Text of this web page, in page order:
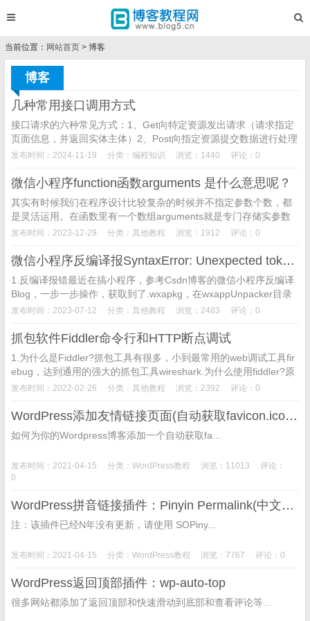
当前位置： 网站首页 > 博客
博客
几种常用接口调用方式
接口请求的六种常见方式：1、Get向特定资源发出请求（请求指定
页面信息，并返回实体主体）2、Post向指定资源提交数据进行处理
请求（提交表单、上传文件），又可能导致新的资源的建...
发布时间：2024-11-19 分类： 编程知识 浏览：1440 评论：0
微信小程序function函数arguments 是什么意思呢？
其实有时候我们在程序设计比较复杂的时候并不指定参数个数，都
是灵活运用。在函数里有一个数组arguments就是专门存储实参数
组的，通过arguments我们就可以知道实参个数以及值...
发布时间：2023-12-29 分类： 其他教程 浏览：1912 评论：0
微信小程序反编译报SyntaxError: Unexpected token ‘}‘ 不完美的解决方法
1.反编译报错最近在搞小程序，参考Csdn博客的微信小程序反编译
Blog，一步一步操作，获取到了.wxapkg，在wxappUnpacker目录
下执行cmd命令：nodewuWx...
发布时间：2023-07-12 分类： 其他教程 浏览：2483 评论：0
抓包软件Fiddler命令行和HTTP断点调试
1.为什么是Fiddler?抓包工具有很多，小到最常用的web调试工具fir
ebug，达到通用的强大的抓包工具wireshark.为什么使用fiddler?原
因如下：a.Fireb...
发布时间：2022-02-26 分类： 其他教程 浏览：2392 评论：0
WordPress添加友情链接页面(自动获取favicon.ico图标)
如何为你的Wordpress博客添加一个自动获取fa...
发布时间：2021-04-15 分类： WordPress教程 浏览：11013
评论：
0
WordPress拼音链接插件：Pinyin Permalink(中文链接转拼音)
注：该插件已经N年没有更新，请使用 SOPiny...
发布时间：2021-04-15 分类： WordPress教程 浏览：7767 评论：0
WordPress返回顶部插件：wp-auto-top
很多网站都添加了返回顶部和快速滑动到底部和查看评论等...